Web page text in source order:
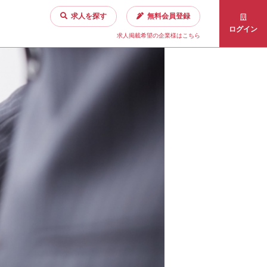
求人を探す 無料会員登録
求人掲載希望の企業様はこちら
ログイン